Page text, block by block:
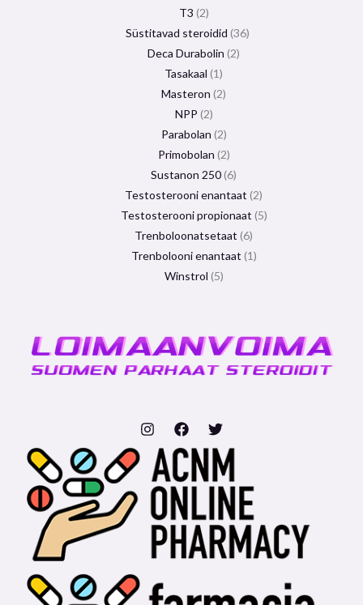
T3 2
Süstitavad steroidid 36
Deca Durabolin 2
Tasakaal 1
Masteron 2
NPP 2
Parabolan 2
Primobolan 2
Sustanon 250 6
Testosterooni enantaat 2
Testosterooni propionaat 5
Trenboloonatsetaat 6
Trenbolooni enantaat 1
Winstrol 5